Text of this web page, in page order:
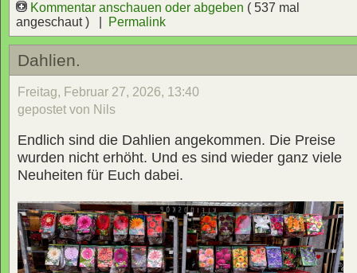
Kommentar anschauen oder abgeben ( 537 mal
angeschaut ) |
Permalink
Dahlien.
Freitag, Februar 27, 2026, 13:40
gepostet von Nils
Endlich sind die Dahlien angekommen. Die Preise
wurden nicht erhöht. Und es sind wieder ganz viele
Neuheiten für Euch dabei.